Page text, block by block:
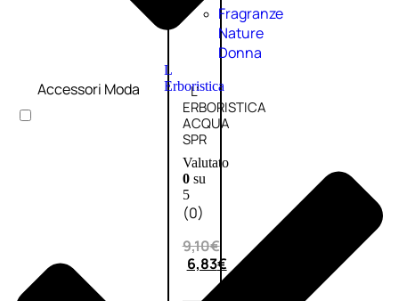
Fragranze
Nature
Donna
L
Erboristica
L’
ERBORISTICA
ACQUA
SPR
Valutato
0su
5
(0)
9,10€
6,83€
Accessori Moda